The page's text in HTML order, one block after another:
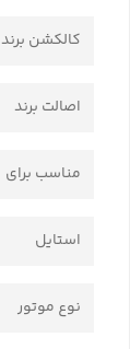
کالکشن برند
اصالت برند
مناسب برای
استایل
نوع موتور